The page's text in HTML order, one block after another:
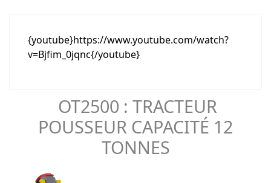
{youtube}https://www.youtube.com/watch?
v=Bjfim_0jqnc{/youtube}
OT2500 : TRACTEUR
POUSSEUR CAPACITÉ 12
TONNES